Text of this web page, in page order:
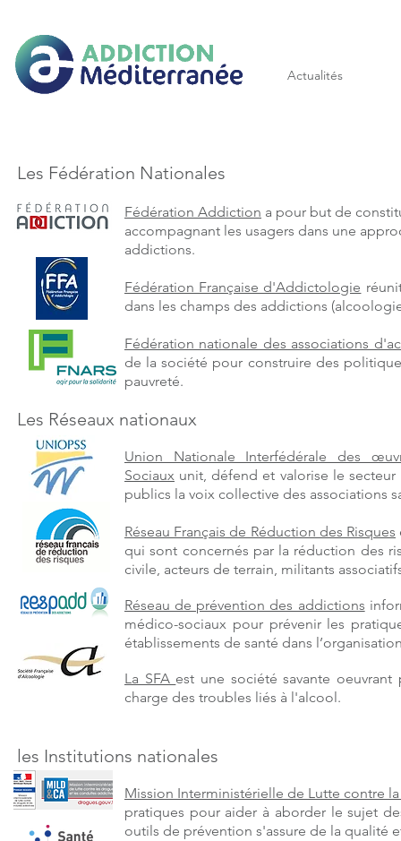
Actualités
Les Fédération Nationales
Fédération Addiction a pour but de
accompagnant les usagers dans une
addictions.
Fédération Française d'Addictologie
dans les champs des addictions
Fédération nationale des associations
de la société pour construire des
pauvreté.
Les Réseaux nationaux
Union Nationale Interfédérale des
Sociaux unit, défend et valorise le
publics la voix collective des associations
Réseau Français de Réduction des Risques
qui sont concernés par la réduction des
civile, acteurs de terrain, militants
Réseau de prévention des addictions
médico-sociaux pour prévenir les
établissements de santé dans
La SFA est une société savante
charge des troubles liés à l'alcool.
les Institutions nationales
Mission Interministérielle de Lutte contre
pratiques pour aider à aborder le sujet
outils de prévention s'assure de la qualité